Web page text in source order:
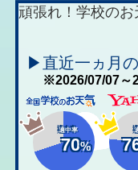
頑張れ！学校のお
▶直近一ヵ月
※2026/07/07～
適中率
70%